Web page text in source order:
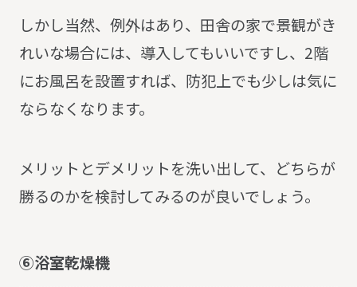
しかし当然、例外はあり、田舎の家で景観がき
れいな場合には、導入してもいいですし、2階
にお風呂を設置すれば、防犯上でも少しは気に
ならなくなります。
メリットとデメリットを洗い出して、どちらが
勝るのかを検討してみるのが良いでしょう。
⑥浴室乾燥機